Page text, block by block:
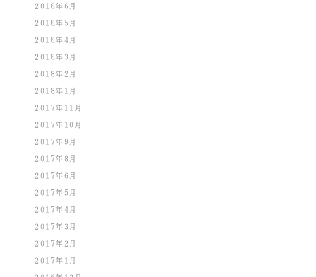
2018年6月
2018年5月
2018年4月
2018年3月
2018年2月
2018年1月
2017年11月
2017年10月
2017年9月
2017年8月
2017年6月
2017年5月
2017年4月
2017年3月
2017年2月
2017年1月